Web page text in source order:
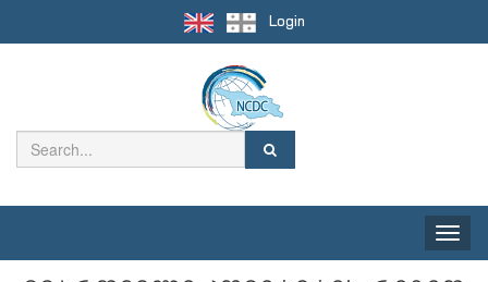
Login
Toggle